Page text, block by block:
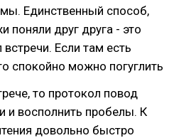
Единственный способ,
поняли друг друга - это
Если там есть
спокойно можно погуглить
то протокол повод
и восполнить пробелы. К
довольно быстро